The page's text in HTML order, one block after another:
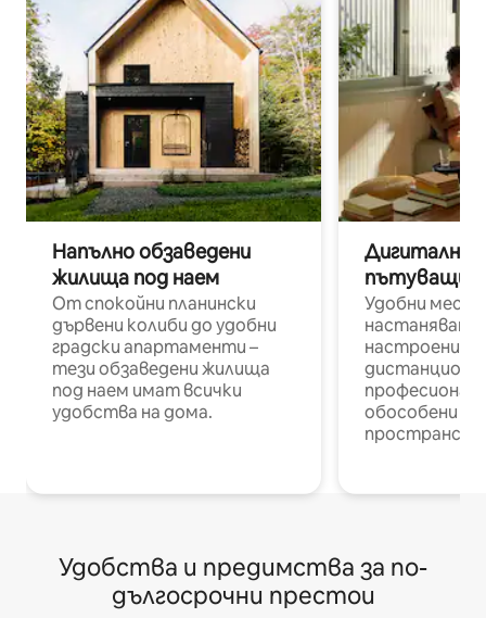
Напълно обзаведени
жилища под наем
От спокойни планински
дървени колиби до удобни
градски апартаменти –
тези обзаведени жилища
под наем имат всички
удобства на дома.
Дигитални
пътуващи
Удобни
настаняване
настроени и
обособени
Удобства и предимства за по-
дългосрочни престои